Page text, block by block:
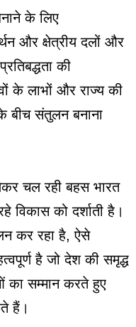
के लिए
और क्षेत्रीय दलों और
की
के लाभों और राज्य की
बीच संतुलन बनाना
चल रही बहस भारत
विकास को दर्शाती है।
कर रहा है, ऐसे
है जो देश की समृद्ध
का सम्मान करते हुए
हैं।